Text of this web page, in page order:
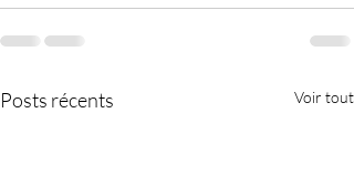
Posts récents Voir tout